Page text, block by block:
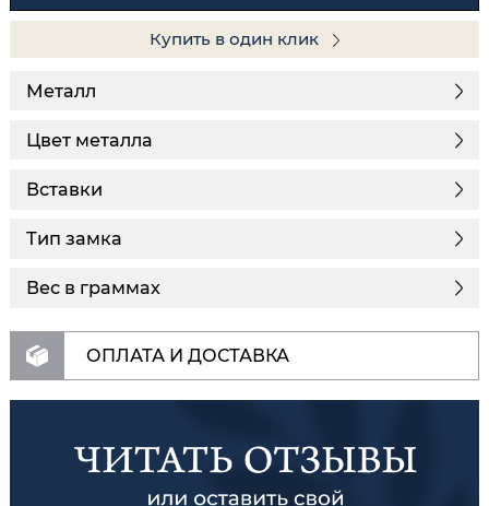
Купить в один клик
Металл
Цвет металла
Вставки
Тип замка
Вес в граммах
ОПЛАТА И ДОСТАВКА